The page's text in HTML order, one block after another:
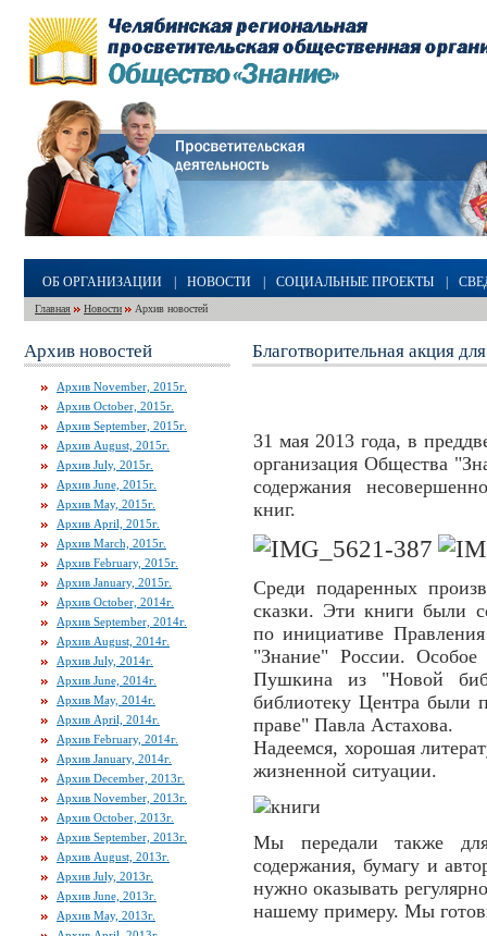
ОБ ОРГАНИЗАЦИИ НОВОСТИ СОЦИАЛЬНЫЕ ПРОЕКТЫ
Главная Новости Архив новостей
Архив новостей
Архив November, 2015г.
Архив October, 2015г.
Архив September, 2015г.
Архив August, 2015г.
Архив July, 2015г.
Архив June, 2015г.
Архив May, 2015г.
Архив April, 2015г.
Архив March, 2015г.
Архив February, 2015г.
Архив January, 2015г.
Архив October, 2014г.
Архив September, 2014г.
Архив August, 2014г.
Архив July, 2014г.
Архив June, 2014г.
Архив May, 2014г.
Архив April, 2014г.
Архив February, 2014г.
Архив January, 2014г.
Архив December, 2013г.
Архив November, 2013г.
Архив October, 2013г.
Архив September, 2013г.
Архив August, 2013г.
Архив July, 2013г.
Архив June, 2013г.
Архив May, 2013г.
Благотворительная акция
31 мая 2013 года, в
организация Общества
содержания
книг.
Среди подаренных
сказки. Эти книги были
по инициативе
"Знание" России. Особое
Пушкина из "Новой
библиотеку Центра были
праве" Павла Астахова.
Надеемся, хорошая
жизненной ситуации.
Мы передали также
содержания, бумагу и
нужно оказывать
нашему примеру. Мы